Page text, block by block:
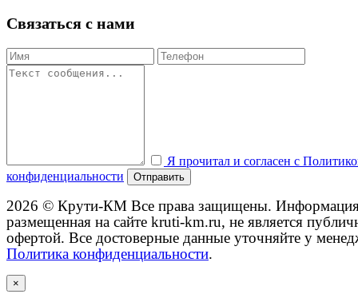
Связаться с нами
Я прочитал и согласен с
конфиденциальности
Отправить
2026 © Крути-КМ Все права защищены.
размещенная на сайте kruti-km.ru, не является
офертой. Все достоверные данные уточняйте у
Политика конфиденциальности.
×